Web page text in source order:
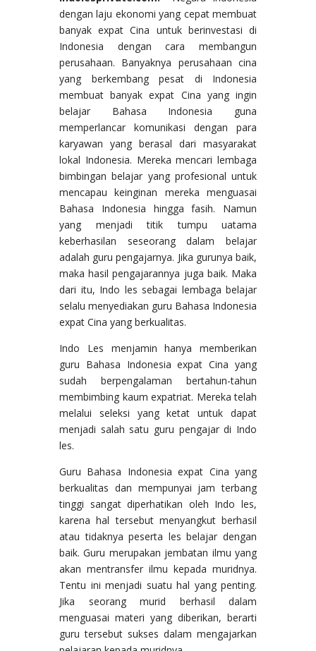
dengan laju ekonomi yang cepat membuat
banyak expat Cina untuk berinvestasi di
Indonesia dengan cara membangun
perusahaan. Banyaknya perusahaan cina
yang berkembang pesat di Indonesia
membuat banyak expat Cina yang ingin
belajar Bahasa Indonesia guna
memperlancar komunikasi dengan para
karyawan yang berasal dari masyarakat
lokal Indonesia. Mereka mencari lembaga
bimbingan belajar yang profesional untuk
mencapau keinginan mereka menguasai
Bahasa Indonesia hingga fasih. Namun
yang menjadi titik tumpu uatama
keberhasilan seseorang dalam belajar
adalah guru pengajarnya. Jika gurunya baik,
maka hasil pengajarannya juga baik. Maka
dari itu, Indo les sebagai lembaga belajar
selalu menyediakan guru Bahasa Indonesia
expat Cina yang berkualitas.
Indo Les menjamin hanya memberikan
guru Bahasa Indonesia expat Cina yang
sudah berpengalaman bertahun-tahun
membimbing kaum expatriat. Mereka telah
melalui seleksi yang ketat untuk dapat
menjadi salah satu guru pengajar di Indo
les.
Guru Bahasa Indonesia expat Cina yang
berkualitas dan mempunyai jam terbang
tinggi sangat diperhatikan oleh Indo les,
karena hal tersebut menyangkut berhasil
atau tidaknya peserta les belajar dengan
baik. Guru merupakan jembatan ilmu yang
akan mentransfer ilmu kepada muridnya.
Tentu ini menjadi suatu hal yang penting.
Jika seorang murid berhasil dalam
menguasai materi yang diberikan, berarti
guru tersebut sukses dalam mengajarkan